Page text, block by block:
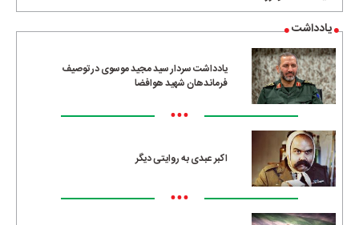
یادداشت
یادداشت سردار سید مجید موسوی در توصیف
فرماندهان شهید هوافضا
•••
اکبر عبدی به روایتی دیگر
•••